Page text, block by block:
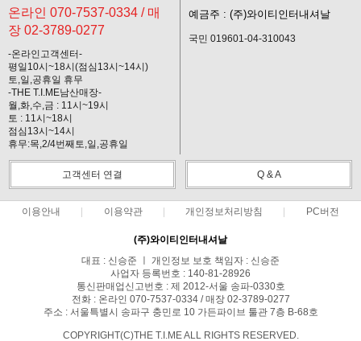
온라인 070-7537-0334 / 매
장 02-3789-0277
-온라인고객센터-
평일10시~18시(점심13시~14시)
토,일,공휴일 휴무
-THE T.I.ME남산매장-
월,화,수,금 : 11시~19시
토 : 11시~18시
점심13시~14시
휴무:목,2/4번째토,일,공휴일
예금주 : (주)와이티인터내셔날
국민 019601-04-310043
고객센터 연결 Q & A
이용안내 이용약관 개인정보처리방침 PC버전
(주)와이티인터내셔날
대표 : 신승준 ㅣ 개인정보 보호 책임자 : 신승준
사업자 등록번호 : 140-81-28926
통신판매업신고번호 : 제 2012-서울 송파-0330호
전화 : 온라인 070-7537-0334 / 매장 02-3789-0277
주소 : 서울특별시 송파구 충민로 10 가든파이브 툴관 7층 B-68호
COPYRIGHT(C)THE T.I.ME ALL RIGHTS RESERVED.